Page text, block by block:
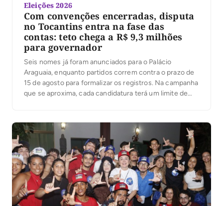
Eleições 2026
Com convenções encerradas, disputa
no Tocantins entra na fase das
contas: teto chega a R$ 9,3 milhões
para governador
Seis nomes já foram anunciados para o Palácio
Araguaia, enquanto partidos correm contra o prazo de
15 de agosto para formalizar os registros. Na campanha
que se aproxima, cada candidatura terá um limite de
e seis candidaturas anunciadas ao governo do […]